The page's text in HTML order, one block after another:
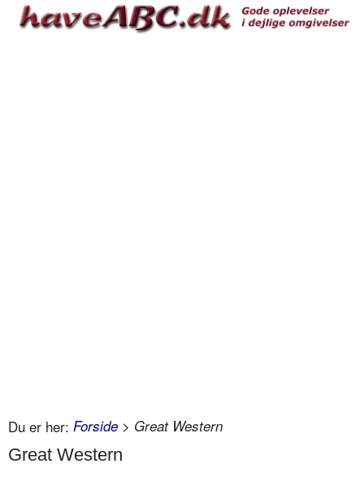
Du er her: Forside > Great Western
Great Western